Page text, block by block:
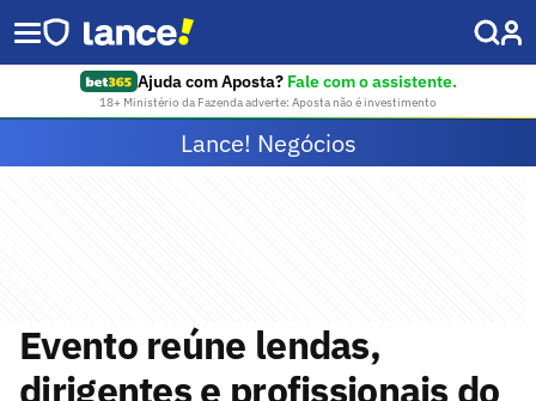
Ajuda com Aposta? Fale com o assistente.
18+ Ministério da Fazenda adverte: Aposta não é investimento
Lance! Negócios
Evento reúne lendas,
dirigentes e profissionais do